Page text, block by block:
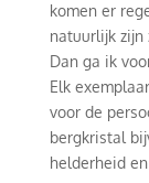
komen er
natuurlijk zijn
Dan ga ik
Elk
voor de
bergkristal
helderheid